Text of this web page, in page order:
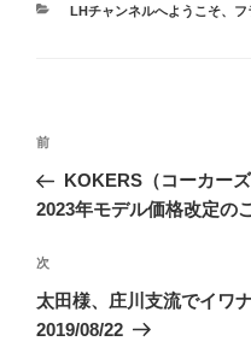
カ
LHチャンネルへようこそ、 フ
投
ナ
ゲ
ー
シ
前
の
投
前
KOKERS（コーカー
2023年モデル価格改定の
次
の
投
次
太田様、庄川支流でイワ
2019/08/22